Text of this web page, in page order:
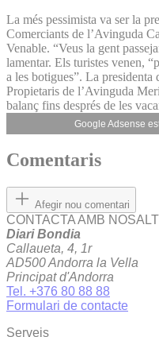
La més pessimista va ser la
Comerciants de l’Avinguda
Venable. “Veus la gent
lamentar. Els turistes venen,
a les botigues”. La presidenta
Propietaris de l’Avinguda
balanç fins després de les
Google Adsense
Comentaris
Afegir nou comentari
CONTACTA AMB
Diari Bondia
Callaueta, 4, 1r
AD500 Andorra la Vella
Principat d'Andorra
Tel. +376 80 88 88
Formulari de contacte
Serveis